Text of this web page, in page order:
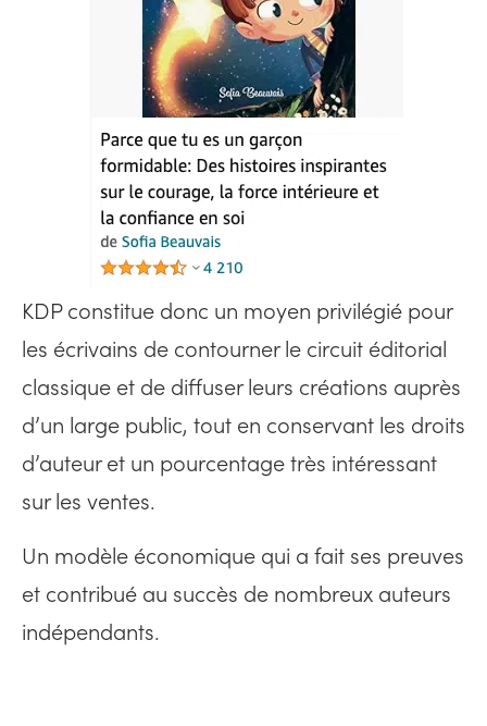
KDP constitue donc un moyen privilégié pour
les écrivains de contourner le circuit éditorial
classique et de diffuser leurs créations auprès
d’un large public, tout en conservant les droits
d’auteur et un pourcentage très intéressant
sur les ventes.
Un modèle économique qui a fait ses preuves
et contribué au succès de nombreux auteurs
indépendants.